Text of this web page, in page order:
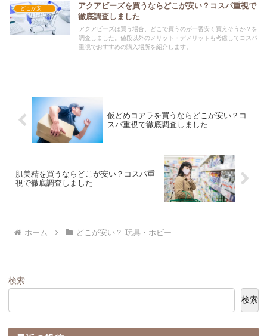
どこが安い？-玩具・ホビー
アクアビーズを買うならどこが安い？コスパ重視で
徹底調査しました
アクアビーズは買う場合、どこで買うのが一番安く買えそうか？を
調査しました。値段以外のメリット・デメリットも考慮してコスパ
重視でおすすめの購入場所を紹介します。
仮どめコアラを買うならどこが安い？コ
スパ重視で徹底調査しました
肌美精を買うならどこが安い？コスパ重
視で徹底調査しました
ホーム どこが安い？-玩具・ホビー
検索
検索